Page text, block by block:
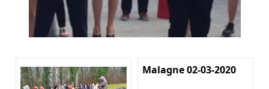
Malagne 02-03-2020